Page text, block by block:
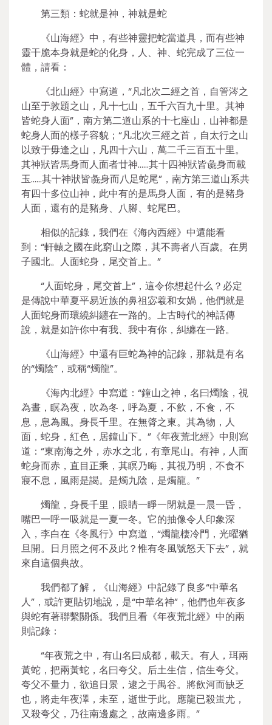
第三類：蛇就是神，神就是蛇
《山海經》中，有些神靈把蛇當道具，而有些神
靈干脆本身就是蛇的化身，人、神、蛇完成了三位一
體，請看：
《北山經》中寫道，“凡北次二經之首，自管涔之
山至于敦題之山，凡十七山，五千六百九十里。其神
皆蛇身人面”，南方第二道山系的十七座山，山神都是
蛇身人面的樣子容貌；“凡北次三經之首，自太行之山
以致于毋逢之山，凡四十六山，萬二千三百五十里。
其神狀皆馬身而人面者廿神……其十四神狀皆彘身而載
玉……其十神狀皆彘身而八足蛇尾”，南方第三道山系共
有四十多位山神，此中有的是馬身人面，有的是豬身
人面，還有的是豬身、八腳、蛇尾巴。
相似的記錄，我們在《海內西經》中還能看
到：“軒轅之國在此窮山之際，其不壽者八百歲。在男
子國北。人面蛇身，尾交首上。”
“人面蛇身，尾交首上”，這令你想起什么？必定
是傳說中華夏平易近族的鼻祖宓羲和女媧，他們就是
人面蛇身而環繞糾纏在一路的。上古時代的神話傳
說，就是如許你中有我、我中有你，糾纏在一路。
《山海經》中還有巨蛇為神的記錄，那就是有名
的“燭陰”，或稱“燭龍”。
《海內北經》中寫道：“鐘山之神，名曰燭陰，視
為晝，瞑為夜，吹為冬，呼為夏，不飲，不食，不
息，息為風。身長千里。在無䏿之東。其為物，人
面，蛇身，紅色，居鐘山下。”《年夜荒北經》中則寫
道：“東南海之外，赤水之北，有章尾山。有神，人面
蛇身而赤，直目正乘，其瞑乃晦，其視乃明，不食不
寢不息，風雨是謁。是燭九陰，是燭龍。”
燭龍，身長千里，眼睛一睜一閉就是一晨一昏，
嘴巴一呼一吸就是一夏一冬。它的抽像令人印象深
入，李白在《冬風行》中寫道，“燭龍棲冷門，光曜猶
旦開。日月照之何不及此？惟有冬風號怒天下去”，就
來自這個典故。
我們都了解，《山海經》中記錄了良多“中華名
人”，或許更貼切地說，是“中華名神”，他們也年夜多
與蛇有著聯繫關係。我們且看《年夜荒北經》中的兩
則記錄：
“年夜荒之中，有山名曰成都，載天。有人，珥兩
黃蛇，把兩黃蛇，名曰夸父。后土生信，信生夸父。
夸父不量力，欲追日景，逮之于禺谷。將飲河而缺乏
也，將走年夜澤，未至，逝世于此。應龍已殺蚩尤，
又殺夸父，乃往南邊處之，故南邊多雨。”